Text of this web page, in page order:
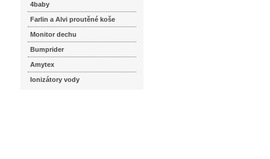
4baby
Farlin a Alvi proutěné koše
Monitor dechu
Bumprider
Amytex
Ionizátory vody